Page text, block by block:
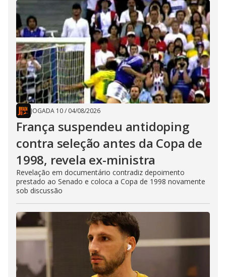
JOGADA 10/ 04/08/2026
França suspendeu antidoping
contra seleção antes da Copa de
1998, revela ex-ministra
Revelação em documentário contradiz depoimento
prestado ao Senado e coloca a Copa de 1998 novamente
sob discussão